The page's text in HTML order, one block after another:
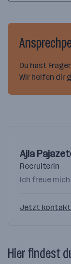
Du hast
Wir helfen dir
Ajla
Recruiterin
Ich freue
Jetzt
Hier findest